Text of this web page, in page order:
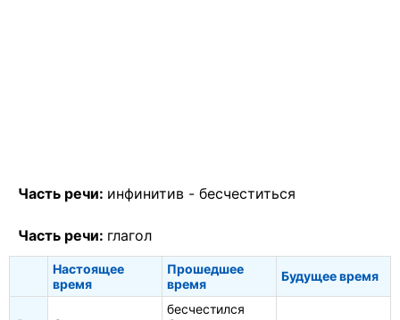
Часть речи: инфинитив - бесчеститься
Часть речи: глагол
Настоящее
время
Прошедшее
время
Будущее время
бесчестился